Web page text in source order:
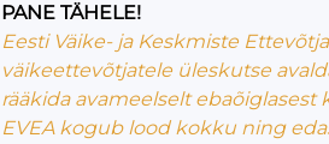
PANE TÄHELE!
Eesti Väike- ja Keskmiste
väikeettevõtjatele üleskutse
rääkida avameelselt ebaõiglasest
EVEA kogub lood kokku ning